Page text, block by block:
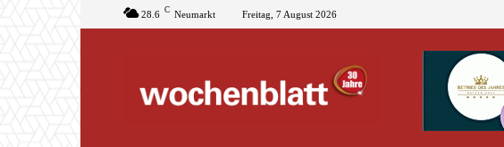
28.6 C Neumarkt Freitag, 7 August 2026